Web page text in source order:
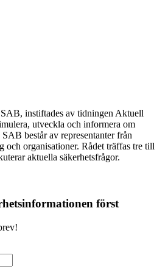
instiftades av tidningen Aktuell
utveckla och informera om
består av representanter från
och organisationer. Rådet träffas tre till
aktuella säkerhetsfrågor.
först